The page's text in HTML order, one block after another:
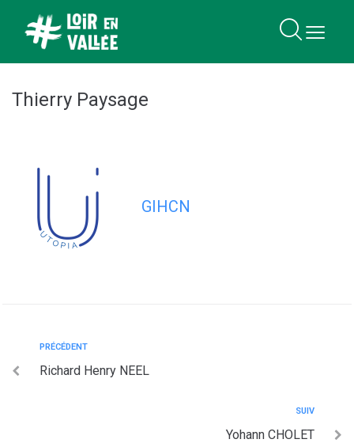
principal
Thierry Paysage
GIHCN
PRÉCÉDENT
Richard Henry NEEL
SUIV
Yohann CHOLET